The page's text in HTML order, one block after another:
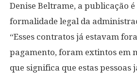
Denise Beltrame, a publicação
formalidade legal da
“Esses contratos já estavam
pagamento, foram extintos em
que significa que estas